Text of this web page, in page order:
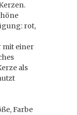
rot,
mit einer
als
Farbe